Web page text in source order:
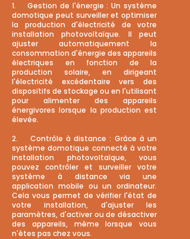
1. Gestion de l'énergie : Un système
domotique peut surveiller et optimiser
la production d'électricité de votre
installation photovoltaïque. Il peut
ajuster automatiquement la
consommation d'énergie des appareils
électriques en fonction de la
production solaire, en dirigeant
l'électricité excédentaire vers des
dispositifs de stockage ou en l'utilisant
pour alimenter des appareils
énergivores lorsque la production est
élevée.
2. Contrôle à distance : Grâce à un
système domotique connecté à votre
installation photovoltaïque, vous
pouvez contrôler et surveiller votre
système à distance via une
application mobile ou un ordinateur.
Cela vous permet de vérifier l'état de
votre installation, d'ajuster les
paramètres, d'activer ou de désactiver
des appareils, même lorsque vous
n'êtes pas chez vous.